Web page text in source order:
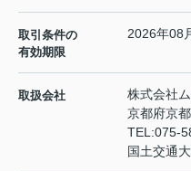
取引条件の
有効期限
2026年08
取扱会社
株式会社
京都府京
TEL:075-
国土交通